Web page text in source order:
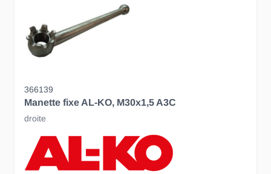
366139
Manette fixe AL-KO, M30x1,5 A3C
droite